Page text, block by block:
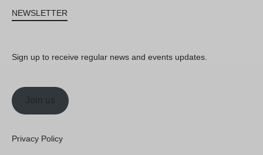
NEWSLETTER
Sign up to receive regular news and events updates.
Join us
Privacy Policy